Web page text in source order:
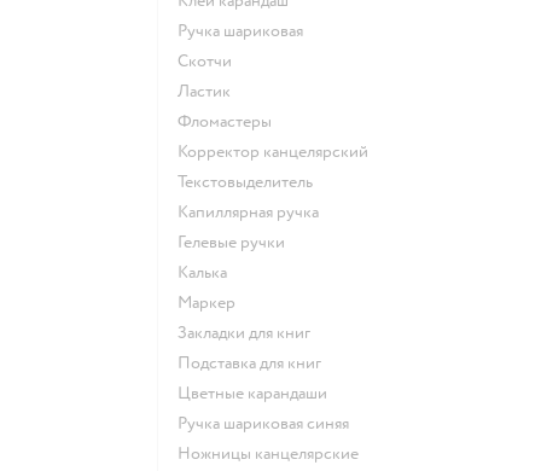
Ручка шариковая
Скотчи
Ластик
Фломастеры
Корректор канцелярский
Текстовыделитель
Капиллярная ручка
Гелевые ручки
Калька
Маркер
Закладки для книг
Подставка для книг
Цветные карандаши
Ручка шариковая синяя
Ножницы канцелярские